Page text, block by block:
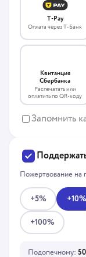
T-Pay
Оплата через Т-Банк
Квитанция
Сбербанка
Распечатать или
оплатить по QR-коду
Запомнить
Пожертвование на
+5% +10%
+100%
Подопечному: